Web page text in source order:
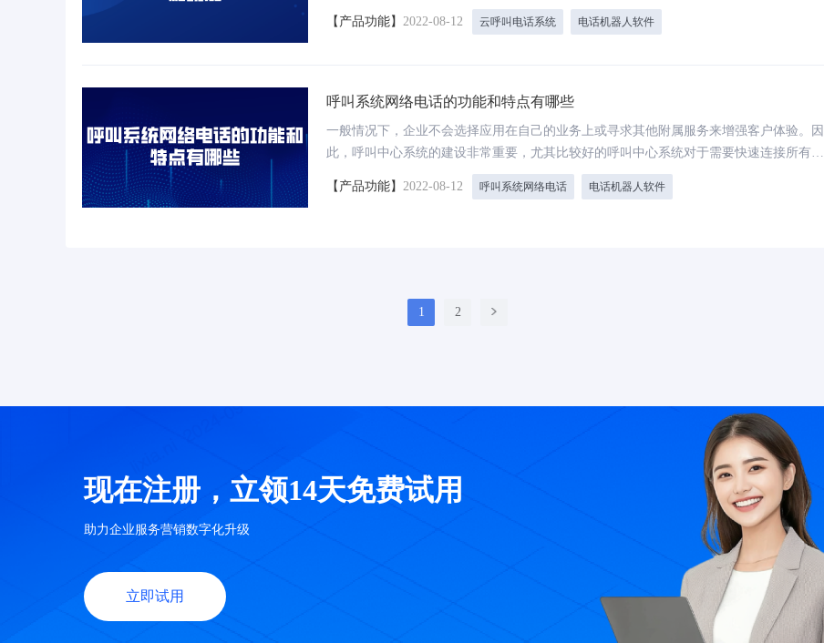
自动拨打电话，高效过滤筛选意向用户。
【产品功能】 2022-08-12 云呼叫电话系统 电话机器人软件
呼叫系统网络电话的功能和特点有哪些
一般情况下，企业不会选择应用在自己的业务上或寻求其他附属服务来增强客户体验。因
此，呼叫中心系统的建设非常重要，尤其比较好的呼叫中心系统对于需要快速连接所有与
自身业务相关资源的大型企业而言。
【产品功能】 2022-08-12 呼叫系统网络电话 电话机器人软件
1 2
现在注册，立领14天免费试用
助力企业服务营销数字化升级
立即试用